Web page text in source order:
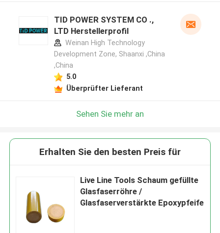
TID POWER SYSTEM CO .,
LTD Herstellerprofil
Weinan High Technology
Development Zone, Shaanxi ,China
,China
5.0
Überprüfter Lieferant
Sehen Sie mehr an
Erhalten Sie den besten Preis für
Live Line Tools Schaum gefüllte
Glasfaserröhre /
Glasfaserverstärkte Epoxypfeife